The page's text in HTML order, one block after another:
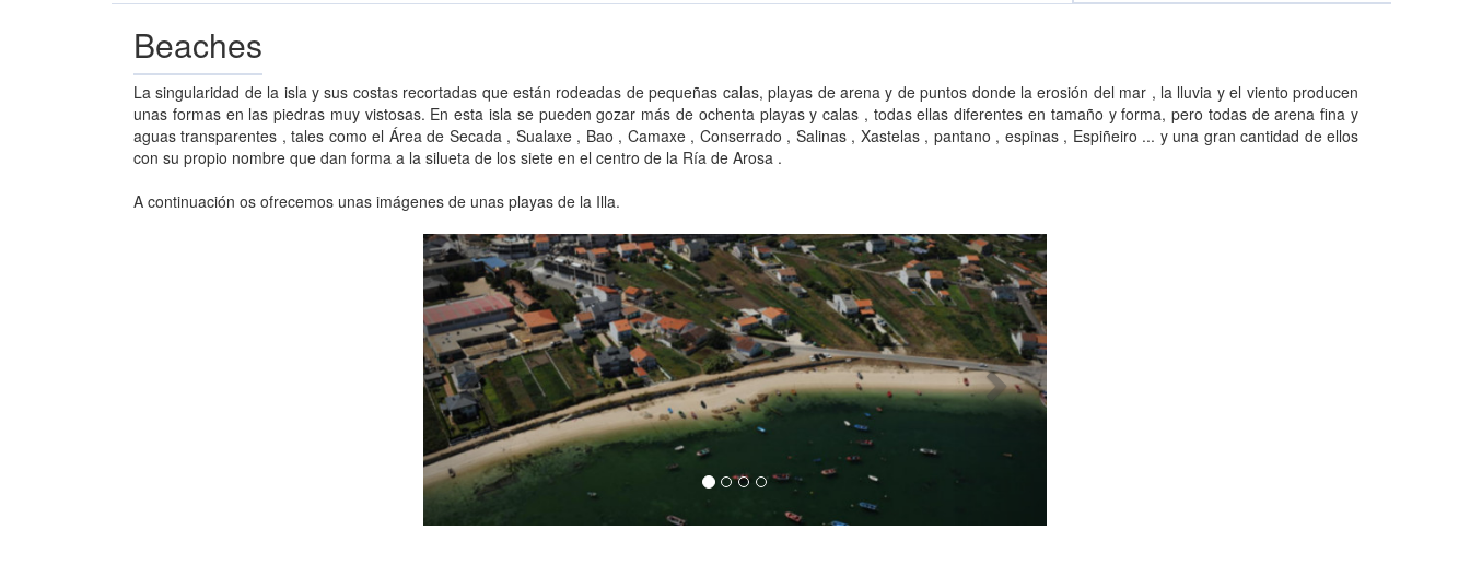
Beaches
La singularidad de la isla y sus costas recortadas que están rodeadas de pequeñas calas, playas de arena y de puntos donde la erosión del mar , la lluvia y el viento producen
unas formas en las piedras muy vistosas. En esta isla se pueden gozar más de ochenta playas y calas , todas ellas diferentes en tamaño y forma, pero todas de arena fina y
aguas transparentes , tales como el Área de Secada , Sualaxe , Bao , Camaxe , Conserrado , Salinas , Xastelas , pantano , espinas , Espiñeiro ... y una gran cantidad de ellos
con su propio nombre que dan forma a la silueta de los siete en el centro de la Ría de Arosa .
A continuación os ofrecemos unas imágenes de unas playas de la Illa.
Previous Next